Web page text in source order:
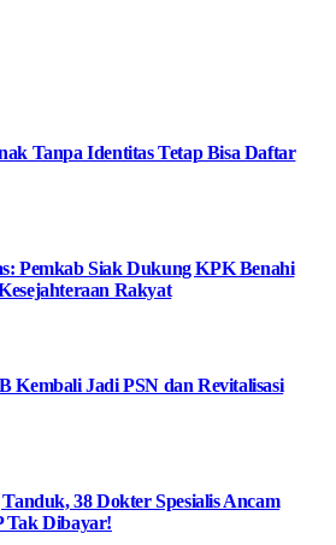
Tanpa Identitas Tetap Bisa Daftar
Pemkab Siak Dukung KPK Benahi
Rakyat
Kembali Jadi PSN dan Revitalisasi
38 Dokter Spesialis Ancam
Tak Dibayar!